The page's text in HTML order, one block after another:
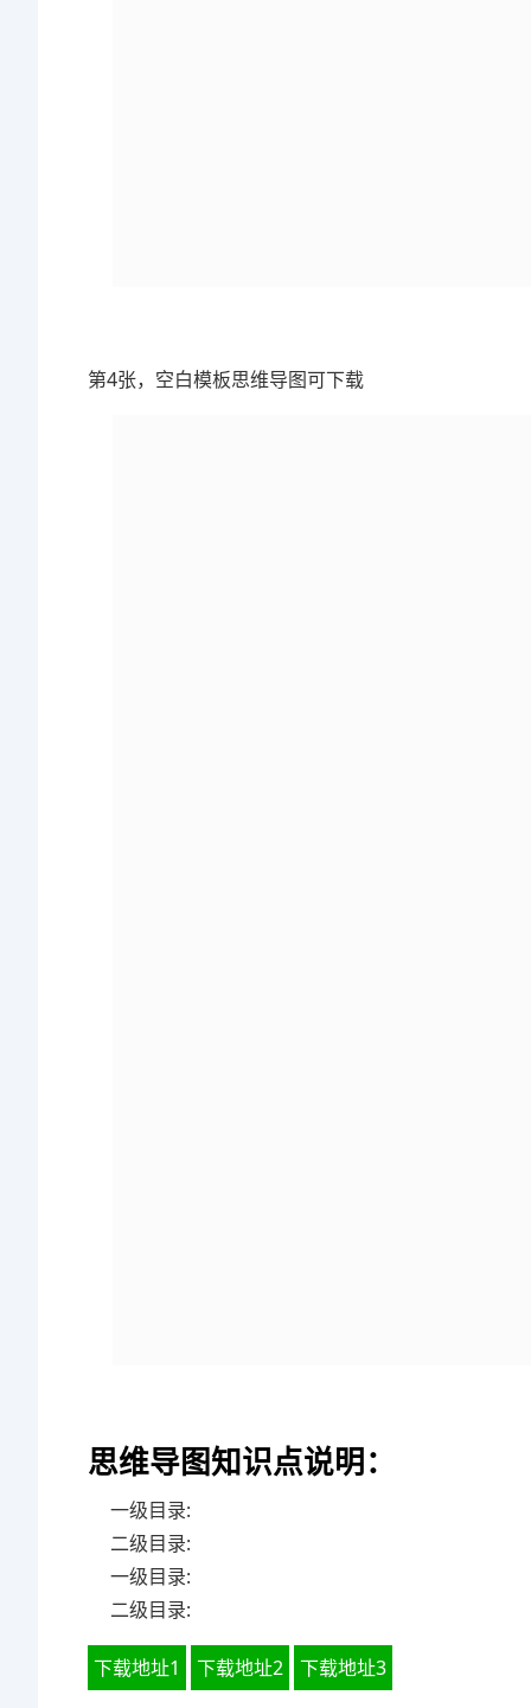
第4张，空白模板思维导图可下载
思维导图知识点说明：
一级目录:
二级目录:
一级目录:
二级目录:
下载地址1 下载地址2 下载地址3